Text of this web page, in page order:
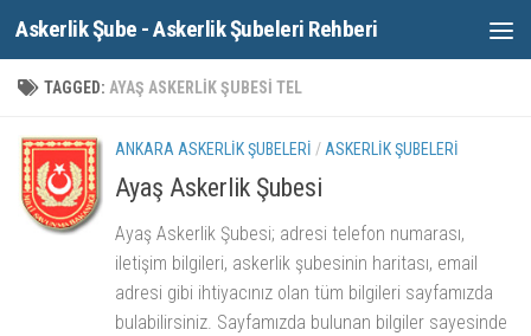
Skip to content
Askerlik Şube - Askerlik Şubeleri Rehberi
TAGGED: AYAŞ ASKERLIK ŞUBESI TEL
ANKARA ASKERLIK ŞUBELERI / ASKERLIK ŞUBELERI
Ayaş Askerlik Şubesi
Ayaş Askerlik Şubesi; adresi telefon numarası,
iletişim bilgileri, askerlik şubesinin haritası, email
adresi gibi ihtiyacınız olan tüm bilgileri sayfamızda
bulabilirsiniz. Sayfamızda bulunan bilgiler sayesinde